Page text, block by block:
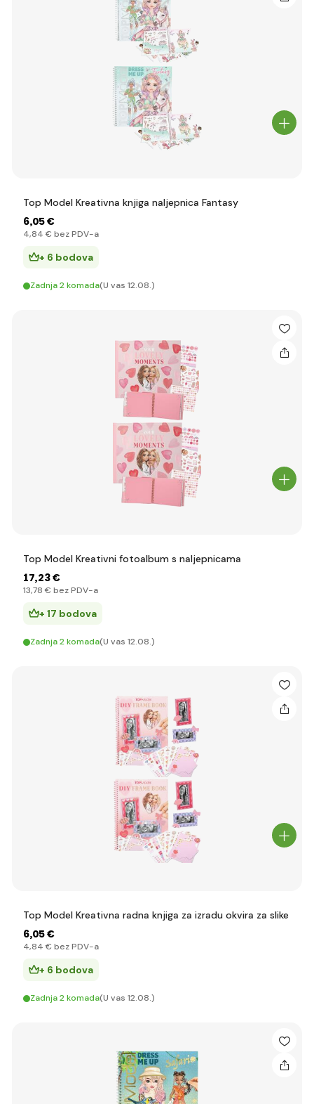
Top Model Kreativna knjiga naljepnica Fantasy
6,05 €
4,84 € bez PDV-a
+ 6 bodova
Zadnja 2 komada(U vas 12.08.)
Top Model Kreativni fotoalbum s naljepnicama
17,23 €
13,78 € bez PDV-a
+ 17 bodova
Zadnja 2 komada(U vas 12.08.)
Top Model Kreativna radna knjiga za izradu okvira za slike
6,05 €
4,84 € bez PDV-a
+ 6 bodova
Zadnja 2 komada(U vas 12.08.)